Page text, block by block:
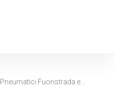
Pneumatici Fuoristrada e…